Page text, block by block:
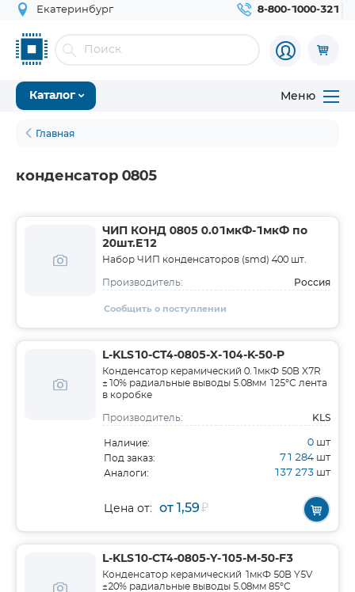
Екатеринбург 8-800-1000-321
Каталог Меню
Главная
конденсатор 0805
ЧИП КОНД 0805 0.01мкФ-1мкФ по
20шт.Е12
Набор ЧИП конденсаторов (smd) 400 шт.
Производитель: Россия
Сообщить о поступлении
L-KLS10-CT4-0805-X-104-K-50-P
Конденсатор керамический 0.1мкФ 50В X7R
±10% радиальные выводы 5.08мм 125°С лента
в коробке
Производитель: KLS
Наличие: 0 шт
Под заказ: 71 284 шт
Аналоги: 137 273 шт
Цена от: от 1,59₽
L-KLS10-CT4-0805-Y-105-M-50-F3
Конденсатор керамический 1мкФ 50В Y5V
±20% радиальные выводы 5.08мм 85°С